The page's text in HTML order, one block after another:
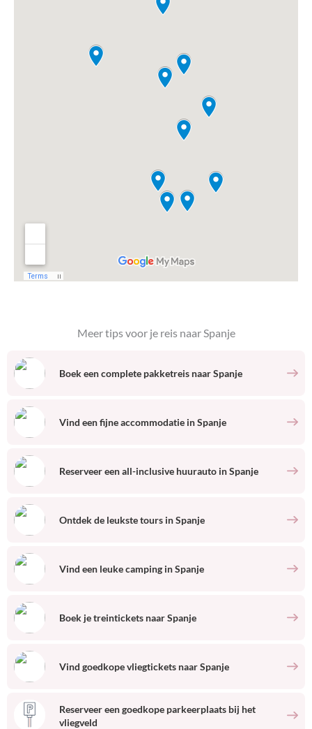
Meer tips voor je reis naarSpanje
Boek een complete pakketreis naarSpanje
Vind een fijne accommodatie inSpanje
Reserveer een all-inclusive huurauto inSpanje
Ontdek de leukste tours inSpanje
Vind een leuke camping inSpanje
Boek je treintickets naarSpanje
Vind goedkope vliegtickets naarSpanje
Reserveer een goedkope parkeerplaats bij het
vliegveld